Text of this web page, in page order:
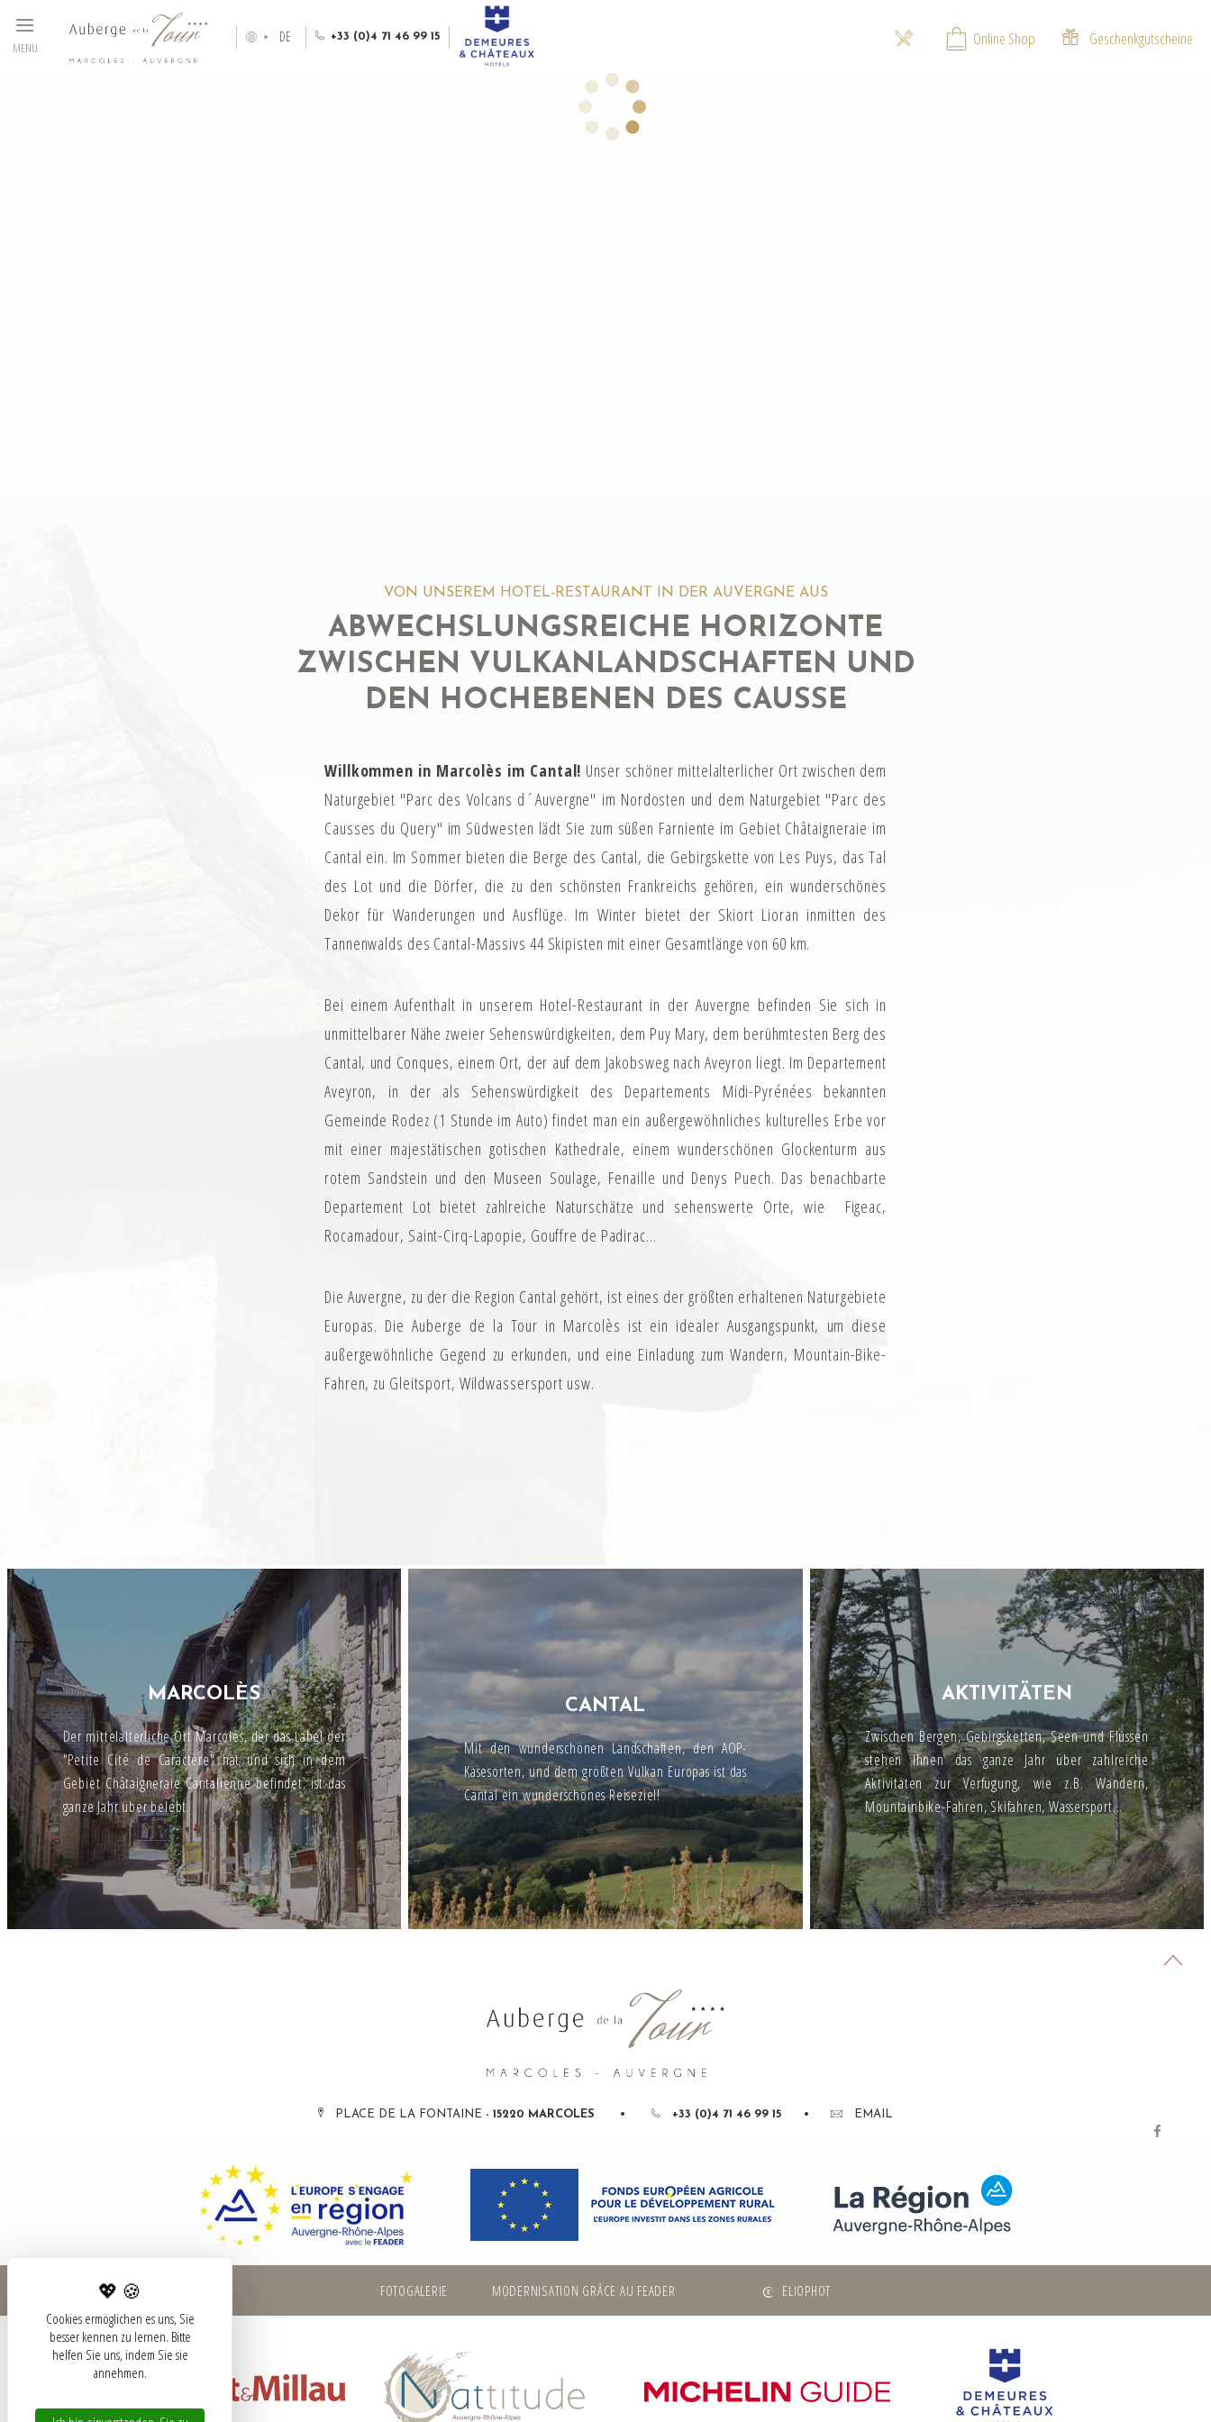
MENU
DE +33 (0)4 71 46 99 15 Online Shop Geschenkgutscheine
VON UNSEREM HOTEL-RESTAURANT IN DER AUVERGNE AUS
ABWECHSLUNGSREICHE HORIZONTE
ZWISCHEN VULKANLANDSCHAFTEN UND
DEN HOCHEBENEN DES CAUSSE
Willkommen in Marcolès im Cantal! Unser schöner mittelalterlicher Ort zwischen dem
Naturgebiet "Parc des Volcans d´Auvergne" im Nordosten und dem Naturgebiet "Parc des
Causses du Query" im Südwesten lädt Sie zum süßen Farniente im Gebiet Châtaigneraie im
Cantal ein. Im Sommer bieten die Berge des Cantal, die Gebirgskette von Les Puys, das Tal
des Lot und die Dörfer, die zu den schönsten Frankreichs gehören, ein wunderschönes
Dekor für Wanderungen und Ausflüge. Im Winter bietet der Skiort Lioran inmitten des
Tannenwalds des Cantal-Massivs 44 Skipisten mit einer Gesamtlänge von 60 km.
Bei einem Aufenthalt in unserem Hotel-Restaurant in der Auvergne befinden Sie sich in
unmittelbarer Nähe zweier Sehenswürdigkeiten, dem Puy Mary, dem berühmtesten Berg des
Cantal, und Conques, einem Ort, der auf dem Jakobsweg nach Aveyron liegt. Im Departement
Aveyron, in der als Sehenswürdigkeit des Departements Midi-Pyrénées bekannten
Gemeinde Rodez (1 Stunde im Auto) findet man ein außergewöhnliches kulturelles Erbe vor
mit einer majestätischen gotischen Kathedrale, einem wunderschönen Glockenturm aus
rotem Sandstein und den Museen Soulage, Fenaille und Denys Puech. Das benachbarte
Departement Lot bietet zahlreiche Naturschätze und sehenswerte Orte, wie Figeac,
Rocamadour, Saint-Cirq-Lapopie, Gouffre de Padirac…
Die Auvergne, zu der die Region Cantal gehört, ist eines der größten erhaltenen Naturgebiete
Europas. Die Auberge de la Tour in Marcolès ist ein idealer Ausgangspunkt, um diese
außergewöhnliche Gegend zu erkunden, und eine Einladung zum Wandern, Mountain-Bike-
Fahren, zu Gleitsport, Wildwassersport usw.
MARCOLÈS
Der mittelalterliche Ort Marcolès, der das Label der
"Petite Cité de Caractère" hat und sich in dem
Gebiet Châtaigneraie Cantalienne befindet, ist das
ganze Jahr über belebt.
CANTAL
Mit den wunderschönen Landschaften, den AOP-
Käsesorten, und dem größten Vulkan Europas ist das
Cantal ein wunderschönes Reiseziel!
AKTIVITÄTEN
Zwischen Bergen, Gebirgsketten, Seen und Flüssen
stehen Ihnen das ganze Jahr über zahlreiche
Aktivitäten zur Verfügung, wie z.B. Wandern,
Mountainbike-Fahren, Skifahren, Wassersport...
PLACE DE LA FONTAINE - 15220 MARCOLES • +33 (0)4 71 46 99 15 • EMAIL
FOTOGALERIE MODERNISATION GRÂCE AU FEADER ELIOPHOT
Cookies ermöglichen es uns, Sie
besser kennen zu lernen. Bitte
helfen Sie uns, indem Sie sie
annehmen.